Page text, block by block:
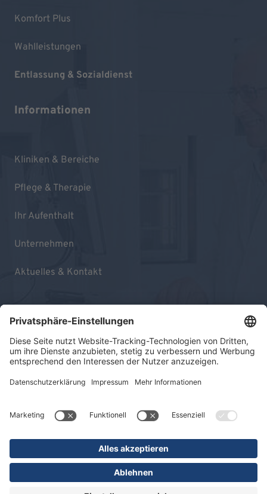
Komfort Plus
Wahlleistungen
Entlassung & Sozialdienst
Informationen
Kliniken & Bereiche
Pflege & Therapie
Ihr Aufenthalt
Unternehmen
Aktuelles & Kontakt
Impressum
Datenschutz